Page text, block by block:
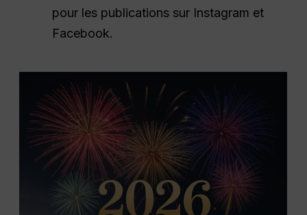
pour les publications sur Instagram et
Facebook.